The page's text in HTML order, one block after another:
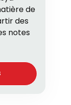
de
des
notes